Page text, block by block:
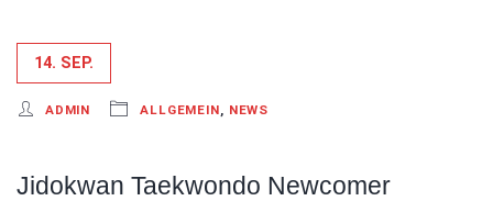
14. SEP.
ADMIN ALLGEMEIN, NEWS
Jidokwan Taekwondo Newcomer